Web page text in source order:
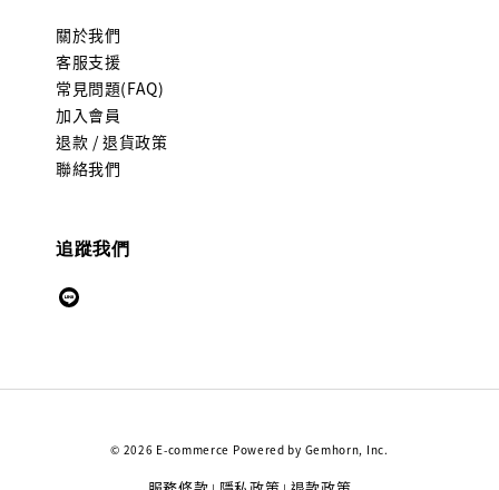
關於我們
客服支援
常見問題(FAQ)
加入會員
退款 / 退貨政策
聯絡我們
追蹤我們
© 2026 E-commerce Powered by Gemhorn, Inc.